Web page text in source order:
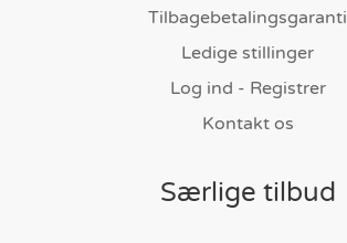
Tilbagebetalingsgaranti
Ledige stillinger
Log ind - Registrer
Kontakt os
Særlige tilbud